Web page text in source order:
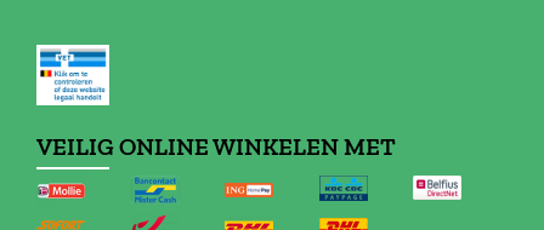
VEILIG ONLINE WINKELEN MET